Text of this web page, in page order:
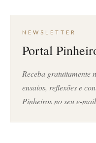
NEWSLETTER
Portal
Receba gratuitamente
ensaios, reflexões e
Pinheiros no seu e-